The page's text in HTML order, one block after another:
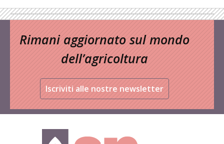
Rimani aggiornato sul mondo
dell’agricoltura
Iscriviti alle nostre newsletter